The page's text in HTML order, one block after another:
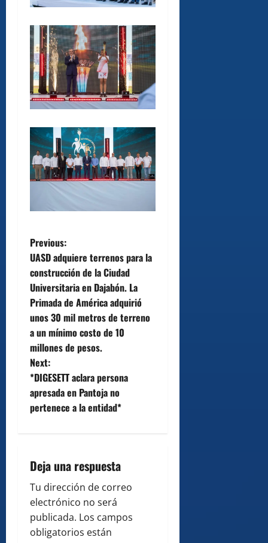
P
o
s
t
n
a
v
a
t
i
Previous:
UASD adquiere terrenos para la
construcción de la Ciudad
Universitaria en Dajabón. La
Primada de América adquirió
unos 30 mil metros de terreno
a un mínimo costo de 10
millones de pesos.
Next:
*DIGESETT aclara persona
apresada en Pantoja no
pertenece a la entidad*
Deja una respuesta
Tu dirección de correo
electrónico no será
publicada. Los campos
obligatorios están